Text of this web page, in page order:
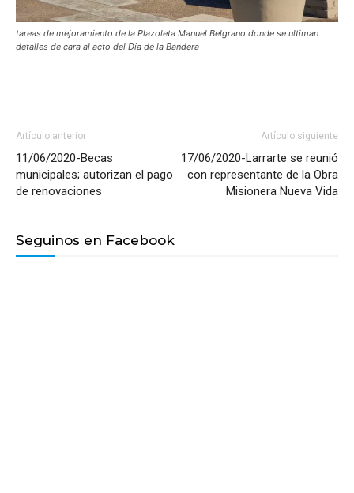
tareas de mejoramiento de la Plazoleta Manuel Belgrano donde se ultiman
detalles de cara al acto del Día de la Bandera
Artículo anterior
11/06/2020-Becas
municipales; autorizan el pago
de renovaciones
Artículo siguiente
17/06/2020-Larrarte se reunió
con representante de la Obra
Misionera Nueva Vida
Seguinos en Facebook